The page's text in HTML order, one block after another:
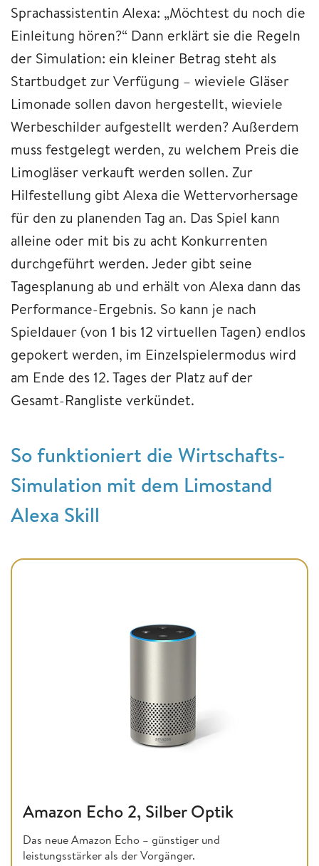
Sprachassistentin Alexa: „Möchtest du noch die
Einleitung hören?“ Dann erklärt sie die Regeln
der Simulation: ein kleiner Betrag steht als
Startbudget zur Verfügung – wieviele Gläser
Limonade sollen davon hergestellt, wieviele
Werbeschilder aufgestellt werden? Außerdem
muss festgelegt werden, zu welchem Preis die
Limogläser verkauft werden sollen. Zur
Hilfestellung gibt Alexa die Wettervorhersage
für den zu planenden Tag an. Das Spiel kann
alleine oder mit bis zu acht Konkurrenten
durchgeführt werden. Jeder gibt seine
Tagesplanung ab und erhält von Alexa dann das
Performance-Ergebnis. So kann je nach
Spieldauer (von 1 bis 12 virtuellen Tagen) endlos
gepokert werden, im Einzelspielermodus wird
am Ende des 12. Tages der Platz auf der
Gesamt-Rangliste verkündet.
So funktioniert die Wirtschafts-
Simulation mit dem Limostand
Alexa Skill
Amazon Echo 2, Silber Optik
Das neue Amazon Echo – günstiger und
leistungsstärker als der Vorgänger.